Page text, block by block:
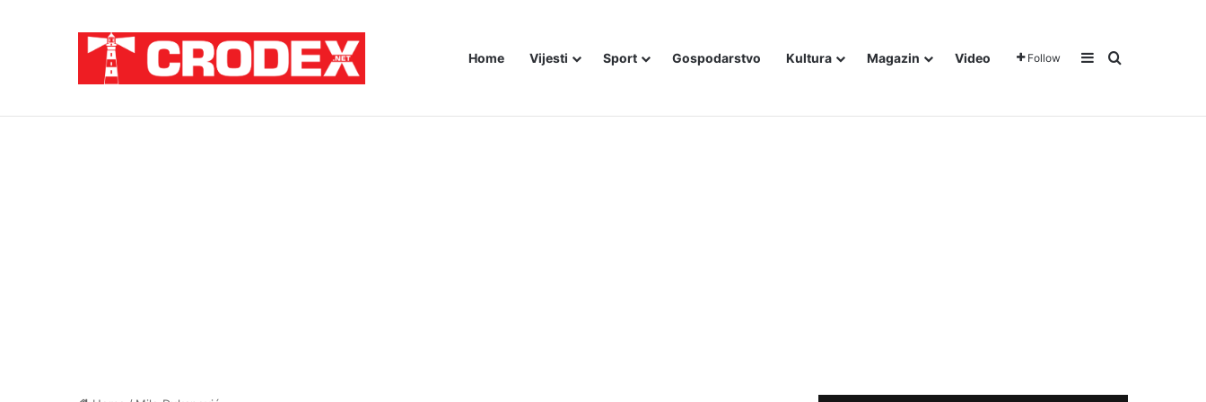
Home Vijesti Sport Gospodarstvo Kultura Magazin Video Follow Sidebar
Traži
Breaking News TRI DESETLJEĆA KRIKOVA OČAJNIKA